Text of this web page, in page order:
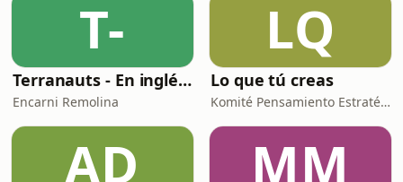
T-
Terranauts - En inglés y en español. Science and nature in 5 minutes
Encarni Remolina
LQ
Lo que tú creas
Komité Pensamiento Estratégico
AD MM